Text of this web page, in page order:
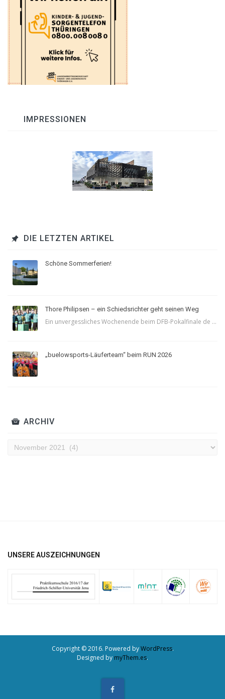
IMPRESSIONEN
DIE LETZTEN ARTIKEL
Schöne Sommerferien!
Thore Philipsen – ein Schiedsrichter geht seinen Weg
Ein unvergessliches Wochenende beim DFB-Pokalfinale de ...
„buelowsports-Läuferteam“ beim RUN 2026
ARCHIV
Archiv
UNSERE AUSZEICHNUNGEN
Copyright © 2016. Powered byWordPress.
Designed by myThem.es.